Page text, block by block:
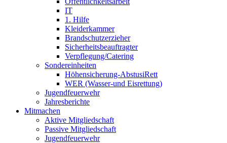
IT
1. Hilfe
Kleiderkammer
Brandschutzerzieher
Sicherheitsbeauftragter
Verpflegung/Catering
Sondereinheiten
Höhensicherung-AbstusiRett
WER (Wasser-und Eisrettung)
Jugendfeuerwehr
Jahresberichte
Mitmachen
Aktive Mitgliedschaft
Passive Mitgliedschaft
Jugendfeuerwehr